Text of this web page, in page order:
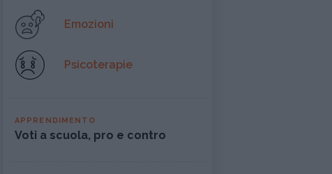
Emozioni
Psicoterapie
APPRENDIMENTO
Voti a scuola, pro e contro